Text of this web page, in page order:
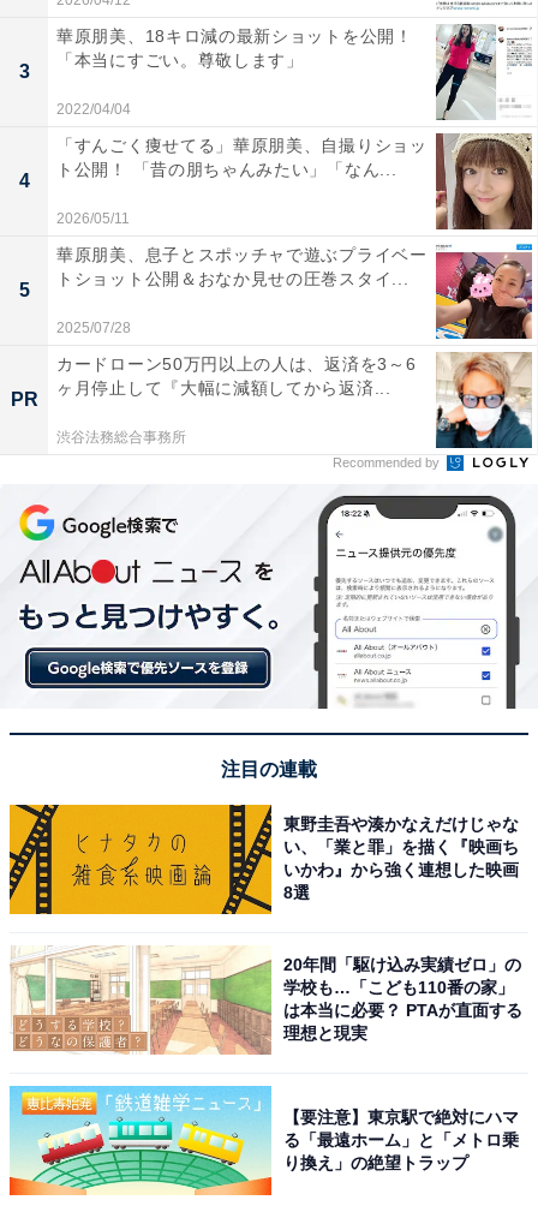
3
華原朋美、18キロ減の最新ショットを公開！
「本当にすごい。尊敬します」
2022/04/04
4
「すんごく痩せてる」華原朋美、自撮りショッ
ト公開！ 「昔の朋ちゃんみたい」「なん...
2026/05/11
5
華原朋美、息子とスポッチャで遊ぶプライベー
トショット公開＆おなか見せの圧巻スタイ...
2025/07/28
PR
カードローン50万円以上の人は、返済を3～6
ヶ月停止して『大幅に減額してから返済...
渋谷法務総合事務所
Recommended by
注目の連載
東野圭吾や湊かなえだけじゃな
い、「業と罪」を描く『映画ち
いかわ』から強く連想した映画
8選
20年間「駆け込み実績ゼロ」の
学校も…「こども110番の家」
は本当に必要？ PTAが直面する
理想と現実
【要注意】東京駅で絶対にハマ
る「最遠ホーム」と「メトロ乗
り換え」の絶望トラップ